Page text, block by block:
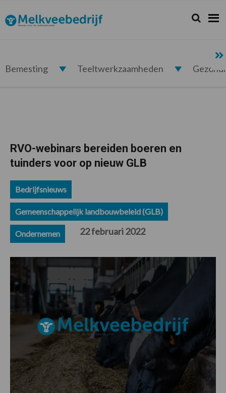
de
hoofdnavigatie
de
hoofd
de
eerste
de
voettekst
Melkveebedrijf.nl Zoeken...
Zoek
Bemesting Teeltwerkzaamheden
RVO-webinars bereiden boeren en
tuinders voor op nieuw GLB
Bedrijfsnieuws
Gemeenschappelijk landbouwbeleid (GLB)
Ondernemen 22 februari 2022